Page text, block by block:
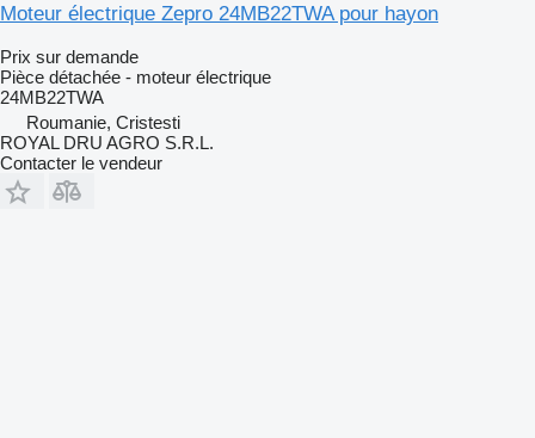
Moteur électrique Zepro 24MB22TWA pour hayon
Prix sur demande
Pièce détachée - moteur électrique
24MB22TWA
Roumanie, Cristesti
ROYAL DRU AGRO S.R.L.
Contacter le vendeur